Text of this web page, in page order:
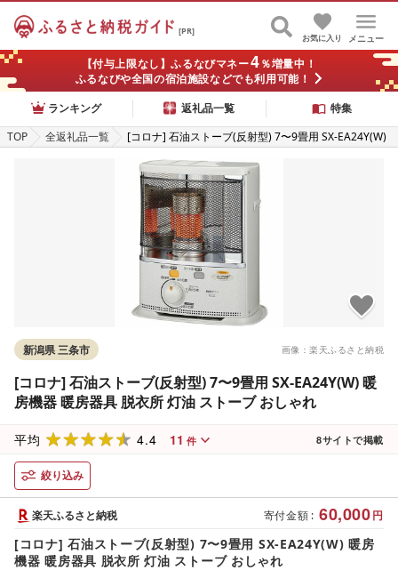
[PR]
メニュー
お気に入り
【付与上限なし】ふるなびマネー4％増量中！
ふるなびや全国の宿泊施設などでも利用可能！
ランキング
返礼品一覧
特集
TOP
全返礼品一覧
[コロナ] 石油ストーブ(反射型) 7〜9畳用 SX-EA24Y(W)
暖房機器 暖房器具 脱衣所 灯油 ストーブ おしゃれ
画像：楽天ふるさと納税
新潟県 三条市
[コロナ] 石油ストーブ(反射型) 7〜9畳用 SX-EA24Y(W) 暖
房機器 暖房器具 脱衣所 灯油 ストーブ おしゃれ
平均 4.4 11 件 8サイトで掲載
絞り込み
寄付金額 : 60,000円
楽天ふるさと納税
[コロナ] 石油ストーブ(反射型) 7〜9畳用 SX-EA24Y(W) 暖房
機器 暖房器具 脱衣所 灯油 ストーブ おしゃれ